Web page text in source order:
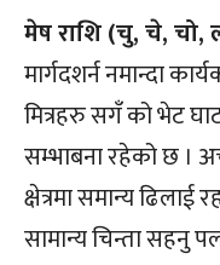
मेष राशि (चु, चे,
मार्गदशर्न नमान्दा
मित्रहरु सगँ को भेट
सम्भाबना रहेको छ ।
क्षेत्रमा समान्य
सामान्य चिन्ता सहनु